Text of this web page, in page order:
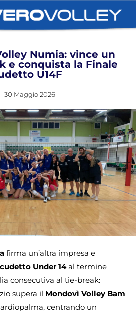
Numia: vince un
e conquista la Finale
U14F
30 Maggio 2026
firma un’altra impresa e
Under 14al termine
consecutiva al tie-break:
supera il Mondovì Volley Bam
centrando un